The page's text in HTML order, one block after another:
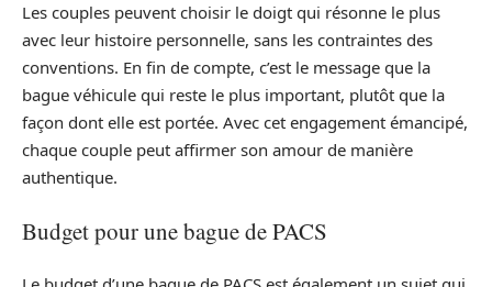
Les couples peuvent choisir le doigt qui résonne le plus
avec leur histoire personnelle, sans les contraintes des
conventions. En fin de compte, c’est le message que la
bague véhicule qui reste le plus important, plutôt que la
façon dont elle est portée. Avec cet engagement émancipé,
chaque couple peut affirmer son amour de manière
authentique.
Budget pour une bague de PACS